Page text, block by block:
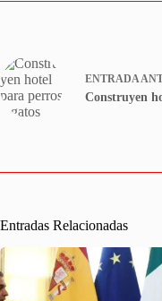
ENTRADA
Construyen
Entradas Relacionadas